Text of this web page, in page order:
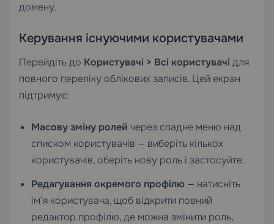
домену.
Керування існуючими користувачами
Перейдіть до Користувачі > Всі користувачідля
повного переліку облікових записів. Цей екран
підтримує:
Масову зміну ролей через спадне меню над
списком користувачів — виберіть кількох
користувачів, оберіть нову роль і застосуйте.
Редагування окремого профілю — натисніть
ім’я користувача, щоб відкрити повний
редактор профілю, де можна змінити роль,